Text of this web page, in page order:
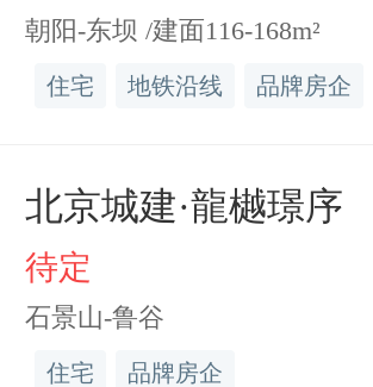
小区物业是不允许
，这样就什么问
虽然解决了高空
水器距离空调外
朝阳-东坝 /建面116-168m²
住宅 地铁沿线 品牌房企
北京城建·龍樾璟序
待定
石景山-鲁谷
住宅 品牌房企